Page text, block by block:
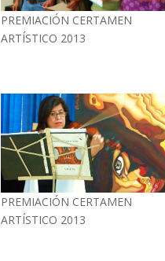
PREMIACIÓN CERTAMEN
ARTÍSTICO 2013
PREMIACIÓN CERTAMEN
ARTÍSTICO 2013